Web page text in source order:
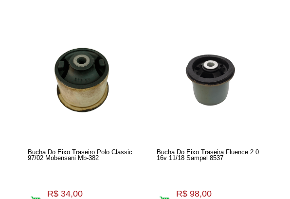
Bucha Do Eixo Traseiro Polo Classic
97/02 Mobensani Mb-382
R$ 34,00
Bucha Do Eixo Traseira Fluence 2.0
16v 11/18 Sampel 8537
R$ 98,00